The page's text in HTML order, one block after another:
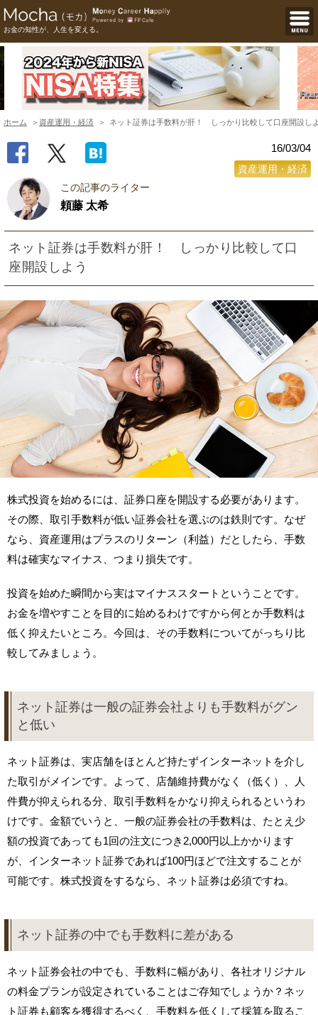
お金の知性が、人生を変える。
ホーム 資産運用・経済 ネット証券は手数料が肝！ しっかり比較して口座開設し
16/03/04
資産運用・経済
この記事のライター
頼藤 太希
ネット証券は手数料が肝！ しっかり比較して口
座開設しよう
株式投資を始めるには、証券口座を開設する必要があります。
その際、取引手数料が低い証券会社を選ぶのは鉄則です。なぜ
なら、資産運用はプラスのリターン（利益）だとしたら、手数
料は確実なマイナス、つまり損失です。
投資を始めた瞬間から実はマイナススタートということです。
お金を増やすことを目的に始めるわけですから何とか手数料は
低く抑えたいところ。今回は、その手数料についてがっちり比
較してみましょう。
ネット証券は一般の証券会社よりも手数料がグン
と低い
ネット証券は、実店舗をほとんど持たずインターネットを介し
た取引がメインです。よって、店舗維持費がなく（低く）、人
件費が抑えられる分、取引手数料をかなり抑えられるというわ
けです。金額でいうと、一般の証券会社の手数料は、たとえ少
額の投資であっても1回の注文につき2,000円以上かかります
が、インターネット証券であれば100円ほどで注文することが
可能です。株式投資をするなら、ネット証券は必須ですね。
ネット証券の中でも手数料に差がある
ネット証券会社の中でも、手数料に幅があり、各社オリジナル
の料金プランが設定されていることはご存知でしょうか？ネッ
ト証券も顧客を獲得するべく、手数料を低くして採算を取るこ